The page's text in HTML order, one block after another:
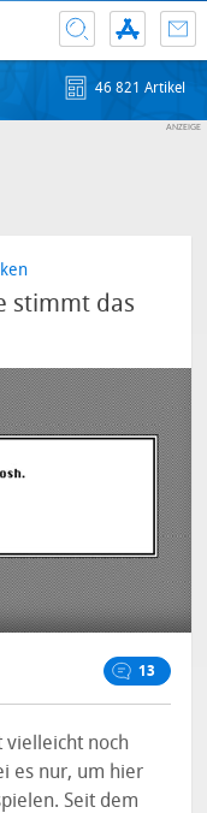
46 821 Artikel
stimmt das
13
vielleicht noch
es nur, um hier
Seit dem